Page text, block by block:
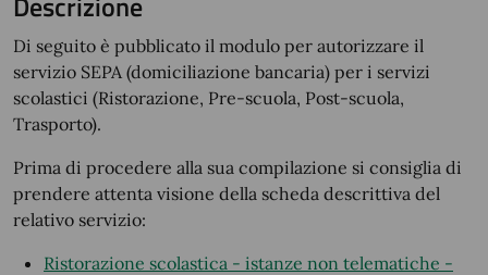
Di seguito è pubblicato il modulo per autorizzare il
servizio SEPA (domiciliazione bancaria) per i servizi
scolastici (Ristorazione, Pre-scuola, Post-scuola,
Trasporto).
Prima di procedere alla sua compilazione si consiglia di
prendere attenta visione della scheda descrittiva del
relativo servizio:
Ristorazione scolastica - istanze non telematiche -